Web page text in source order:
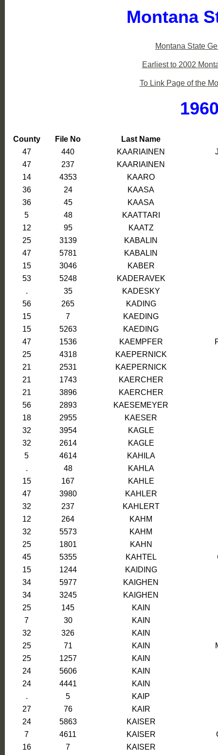
Montana
Montana State
Earliest to 2002
To Link Page of the
County File No Last Name
47
440 KAARIAINEN
47
237
KAARIAINEN
14
4353
KAARO
36
24
KAASA
36
45 KAASA
5
48
KAATTARI
12
95
KAATZ
25
3139
KABALIN
47
5781
KABALIN
15
3046
KABER
53
5248
KADERAVEK
.
35
KADESKY
56
265
KADING
15
7
KAEDING
15
5263
KAEDING
47
1536 KAEMPFER
25
4318
KAEPERNICK
21
2531
KAEPERNICK
21
1743
KAERCHER
21
3896
KAERCHER
56
2893
KAESEMEYER
18
2955
KAESER
32
3954
KAGLE
32
2614
KAGLE
5
4614
KAHILA
.
48
KAHLA
15
167
KAHLE
47
3980
KAHLER
32
237
KAHLERT
12
264
KAHM
32
5573
KAHM
25
1801
KAHN
45
5355 KAHTEL
15
1244
KAIDING
34
5977
KAIGHEN
34
3245
KAIGHEN
25
145
KAIN
7
30
KAIN
32
326
KAIN
25
71 KAIN
25
1257
KAIN
24
5606
KAIN
24
4441
KAIN
.
5
KAIP
27
76
KAIR
24
5863
KAISER
7
4611 KAISER
16
7
KAISER